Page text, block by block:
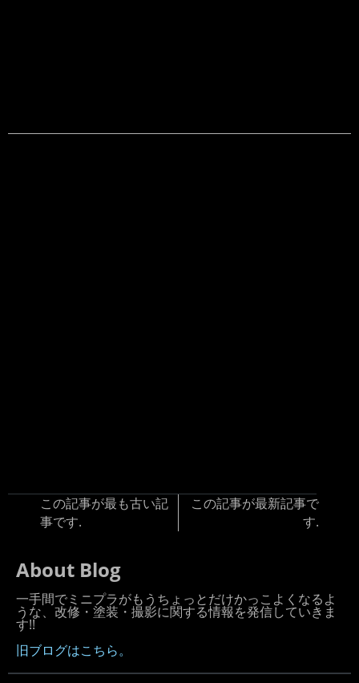
この記事が最も古い記
事です.
この記事が最新記事で
す.
About Blog
一手間でミニプラがもうちょっとだけかっこよくなるよ
うな、改修・塗装・撮影に関する情報を発信していきま
す!!
旧ブログはこちら。